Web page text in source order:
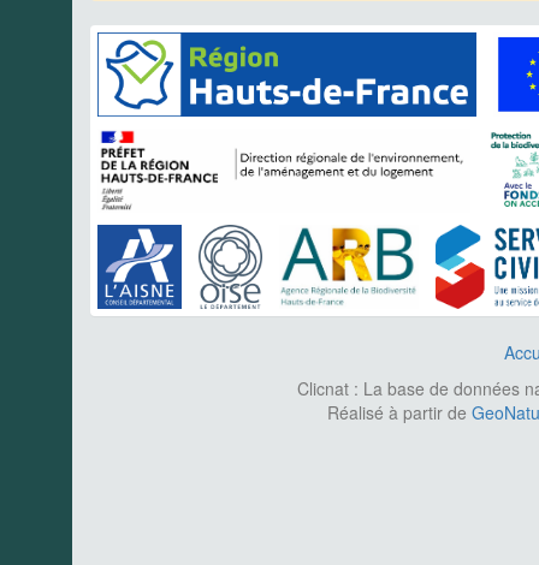
Clicnat : La base de données
Réalisé à partir de